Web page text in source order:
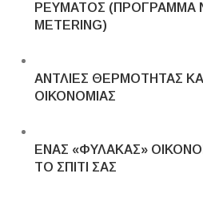
ΡΕΥΜΑΤΟΣ (ΠΡΟΓΡΑΜΜΑ
METERING)
ΑΝΤΛΙΕΣ ΘΕΡΜΟΤΗΤΑΣ ΚΑΙ
ΟΙΚΟΝΟΜΙΑΣ
ΕΝΑΣ «ΦΥΛΑΚΑΣ»
ΤΟ ΣΠΙΤΙ ΣΑΣ